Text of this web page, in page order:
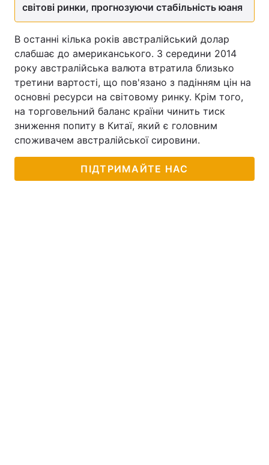
світові ринки, прогнозуючи стабільність юаня
В останні кілька років австралійський долар
слабшає до американського. З середини 2014
року австралійська валюта втратила близько
третини вартості, що пов'язано з падінням цін на
основні ресурси на світовому ринку. Крім того,
на торговельний баланс країни чинить тиск
зниження попиту в Китаї, який є головним
споживачем австралійської сировини.
ПІДТРИМАЙТЕ НАС